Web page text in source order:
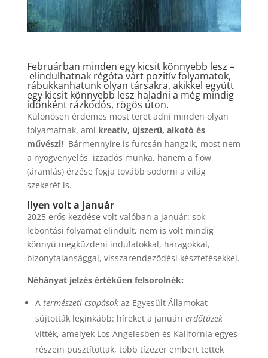
Februárban minden egy kicsit könnyebb lesz –
elindulhatnak régóta várt pozitív folyamatok,
rábukkanhatunk olyan társakra, akikkel együtt
egy kicsit könnyebb lesz haladni a még mindig
időnként rázkódós, rögös úton.
Különösen érdemes most teret adni minden olyan
folyamatnak, ami kreatív, újszerű, alkotó és
művészi!Bármennyire is furcsán hangzik, most nem
a nyögvenyelős, izzadós munka, hanem a flow
(áramlás) érzése fogja tovább sodorni a világ
szekerét is.
Ilyen volt a január
2025 erős kezdése volt valóban a január: sok
lebontási folyamat elindult, nem is volt mindig
könnyű megküzdeni indulatokkal, haragokkal,
bizonytalansággal, visszarendeződési késztetésekkel.
Néhányat jelzés értékűen felsorolnék:
A természeti csapásokaz Egyesült Államokat
sújtották leginkább: híreket a januári erdőtüzek
vitték, amelyek Los Angelesben és Kalifornia egyes
részein pusztítottak, több tízezer embert tettek